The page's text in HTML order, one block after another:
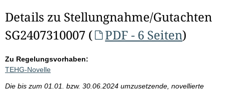
Details zu Stellungnahme/Gutachten
SG2407310007 (
PDF - 6 Seiten)
Zu Regelungsvorhaben:
TEHG-Novelle
Die bis zum 01.01. bzw. 30.06.2024 umzusetzende, novellierte